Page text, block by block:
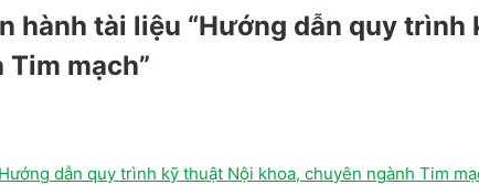
hành tài liệu “Hướng dẫn quy trình
mạch”
dẫn quy trình kỹ thuật Nội khoa, chuyên ngành Tim